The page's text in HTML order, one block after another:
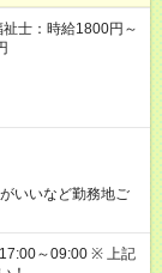
士：時給1800円～
いいなど勤務地ご
09:00 ※ 上記